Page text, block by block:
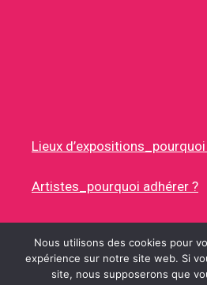
Lieux
Artistes_pourquoi adhérer ?
© 2026 RUES DES ARTISTES
Nous utilisons des cookies pour
expérience sur notre site web. Si
site, nous supposerons que